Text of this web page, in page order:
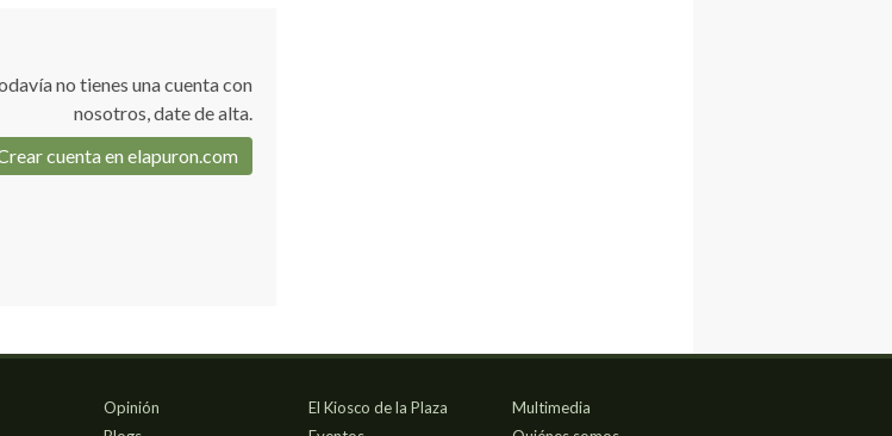
no tienes una cuenta con
nosotros, date de alta.
cuenta en elapuron.com
Opinión
El Kiosco de la Plaza
Multimedia